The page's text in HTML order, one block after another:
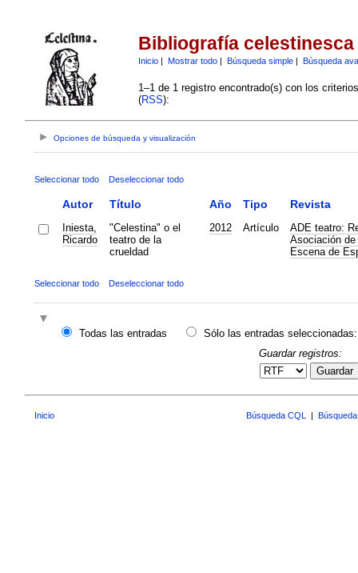
Bibliografía celestinesca
Inicio| Mostrar todo| Búsqueda simple| Búsqueda
1–1 de 1 registro encontrado(s) con los
(RSS):
Opciones de búsqueda y visualización
Seleccionar todo Deseleccionar todo
Autor Título Año Tipo Revista
Iniesta,
Ricardo
"Celestina" o el
teatro de la
crueldad
2012 Artículo
ADE teatro:
Asociación
Escena de
Seleccionar todo Deseleccionar todo
Todas las entradas
Sólo las entradas seleccionadas:
Guardar registros:
Guardar
Inicio Búsqueda CQL